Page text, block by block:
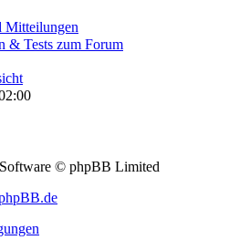
& Tests zum Forum
© phpBB Limited